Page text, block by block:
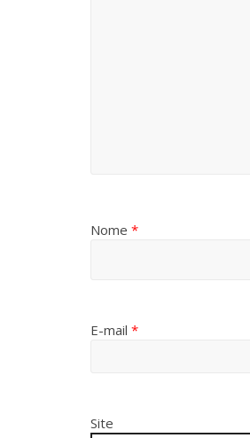
Nome *
E-mail *
Site